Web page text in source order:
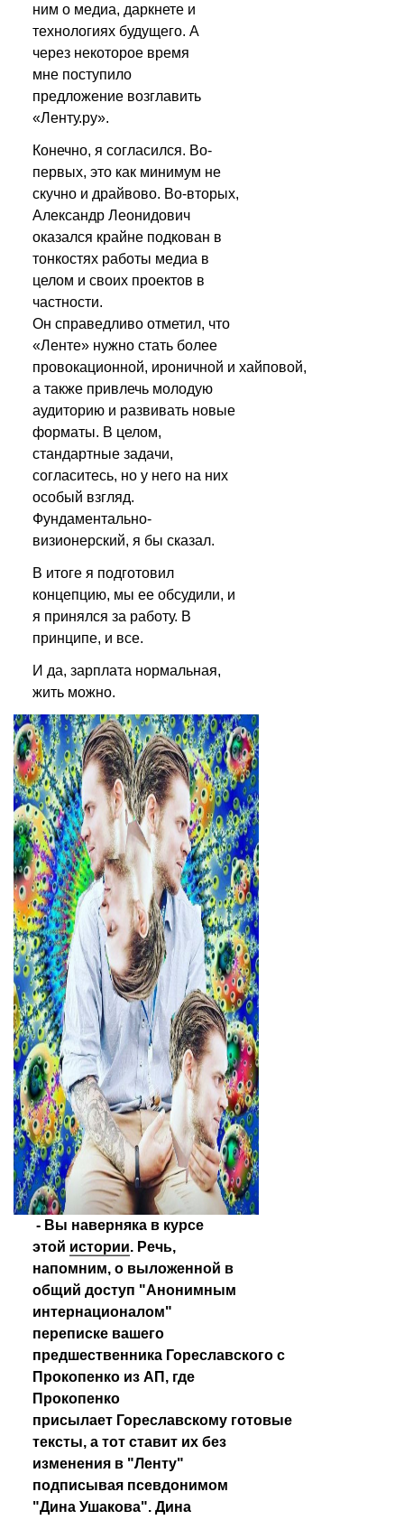
ним о медиа, даркнете и
технологиях будущего. А
через некоторое время
мне поступило
предложение возглавить
«Ленту.ру».
Конечно, я согласился. Во-
первых, это как минимум не
скучно и драйвово. Во-вторых,
Александр Леонидович
оказался крайне подкован в
тонкостях работы медиа в
целом и своих проектов в
частности.
Он справедливо отметил, что
«Ленте» нужно стать более
провокационной, ироничной и хайповой,
а также привлечь молодую
аудиторию и развивать новые
форматы. В целом,
стандартные задачи,
согласитесь, но у него на них
особый взгляд.
Фундаментально-
визионерский, я бы сказал.
В итоге я подготовил
концепцию, мы ее обсудили, и
я принялся за работу. В
принципе, и все.
И да, зарплата нормальная,
жить можно.
- Вы наверняка в курсе
этой истории. Речь,
напомним, о выложенной в
общий доступ "Анонимным
интернационалом"
переписке вашего
предшественника Гореславского с
Прокопенко из АП, где
Прокопенко
присылает Гореславскому готовые
тексты, а тот ставит их без
изменения в "Ленту"
подписывая псевдонимом
"Дина Ушакова". Дина